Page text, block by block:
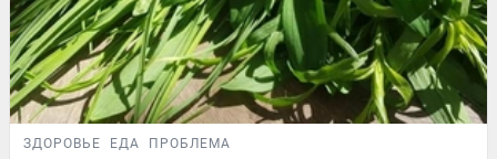
ЗДОРОВЬЕ ЕДА ПРОБЛЕМА